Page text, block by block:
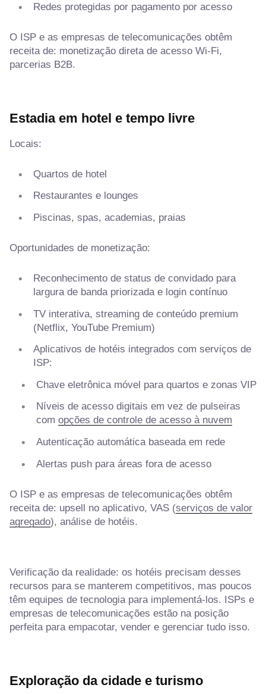
Redes protegidas por pagamento por acesso
O ISP e as empresas de telecomunicações obtêm
receita de: monetização direta de acesso Wi-Fi,
parcerias B2B.
Estadia em hotel e tempo livre
Locais:
Quartos de hotel
Restaurantes e lounges
Piscinas, spas, academias, praias
Oportunidades de monetização:
Reconhecimento de status de convidado para
largura de banda priorizada e login contínuo
TV interativa, streaming de conteúdo premium
(Netflix, YouTube Premium)
Aplicativos de hotéis integrados com serviços de
ISP:
Chave eletrônica móvel para quartos e zonas VIP
Níveis de acesso digitais em vez de pulseiras
com opções de controle de acesso à nuvem
Autenticação automática baseada em rede
Alertas push para áreas fora de acesso
O ISP e as empresas de telecomunicações obtêm
receita de: upsell no aplicativo, VAS (serviços de valor
agregado), análise de hotéis.
Verificação da realidade: os hotéis precisam desses
recursos para se manterem competitivos, mas poucos
têm equipes de tecnologia para implementá-los. ISPs e
empresas de telecomunicações estão na posição
perfeita para empacotar, vender e gerenciar tudo isso.
Exploração da cidade e turismo